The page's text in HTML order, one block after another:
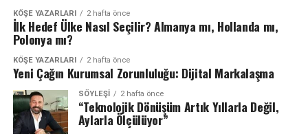
KÖŞE YAZARLARI 2 hafta önce
İlk Hedef Ülke Nasıl Seçilir? Almanya mı, Hollanda mı,
Polonya mı?
KÖŞE YAZARLARI 2 hafta önce
Yeni Çağın Kurumsal Zorunluluğu: Dijital Markalaşma
SÖYLEŞİ 2 hafta önce
“Teknolojik Dönüşüm Artık Yıllarla Değil,
Aylarla Ölçülüyor”